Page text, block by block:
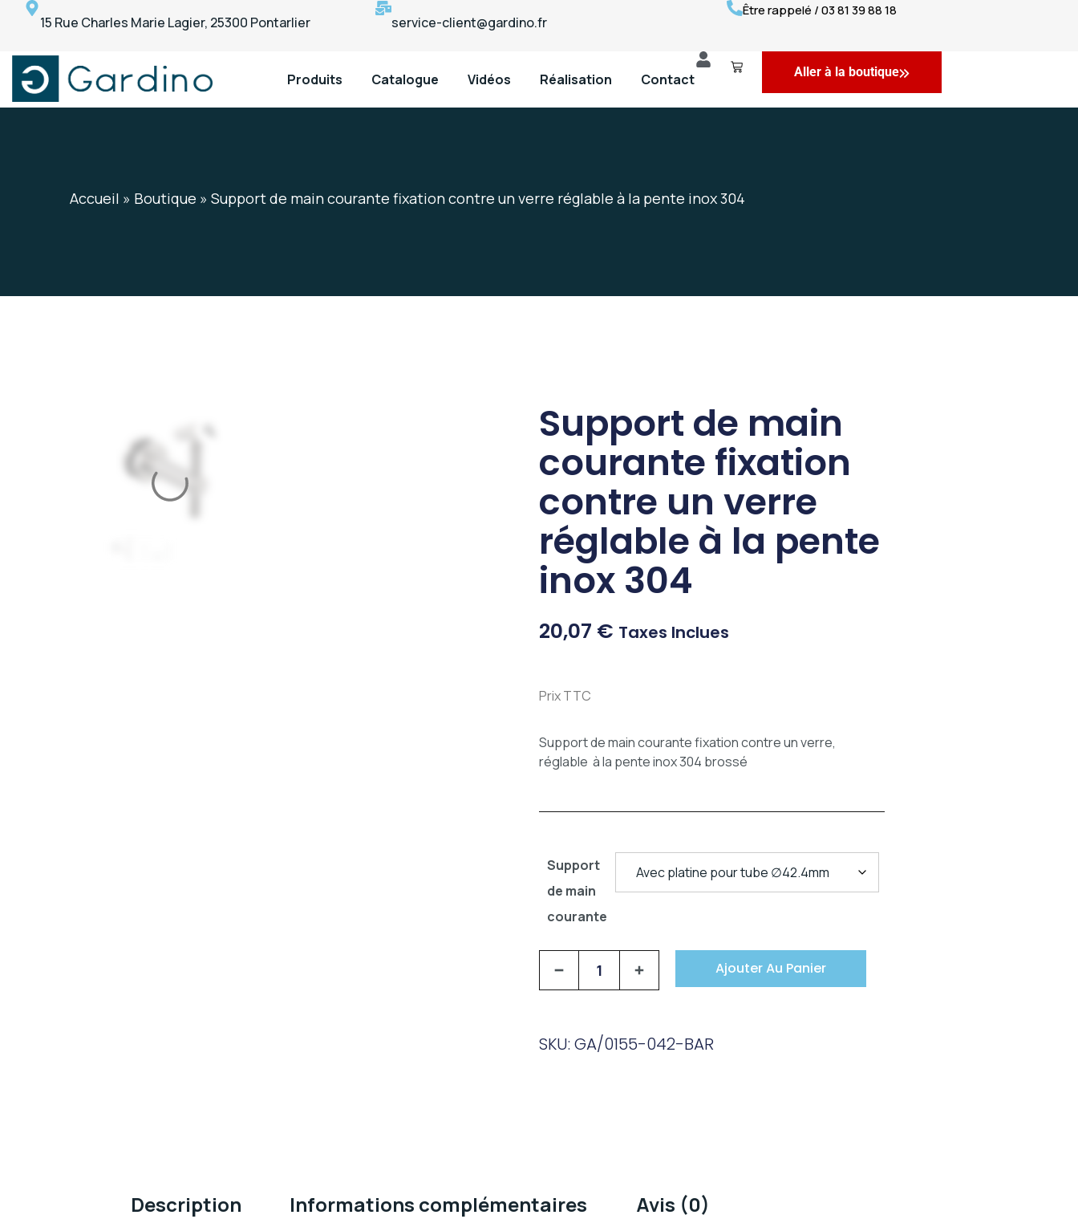
15 Rue Charles Marie Lagier, 25300 Pontarlier service-client@gardino.fr
Être rappelé / 03 81 39 88 18
Produits Catalogue Vidéos Réalisation Contact Aller à la boutique
Accueil » Boutique » Support de main courante fixation contre un verre réglable à la pente inox 304
Support de main
courante fixation
contre un verre
réglable à la pente
inox 304
20,07 € Taxes Inclues
Prix TTC
Support de main courante fixation contre un verre,
réglable à la pente inox 304 brossé
Support
de main
courante
Ajouter Au Panier
SKU: GA/0155-042-BAR
Description Informations complémentaires Avis (0)